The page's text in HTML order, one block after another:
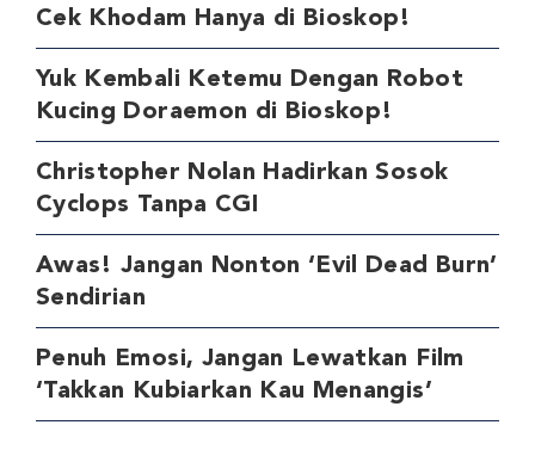
Cek Khodam Hanya di Bioskop!
Yuk Kembali Ketemu Dengan Robot
Kucing Doraemon di Bioskop!
Christopher Nolan Hadirkan Sosok
Cyclops Tanpa CGI
Awas! Jangan Nonton ‘Evil Dead Burn’
Sendirian
Penuh Emosi, Jangan Lewatkan Film
‘Takkan Kubiarkan Kau Menangis’